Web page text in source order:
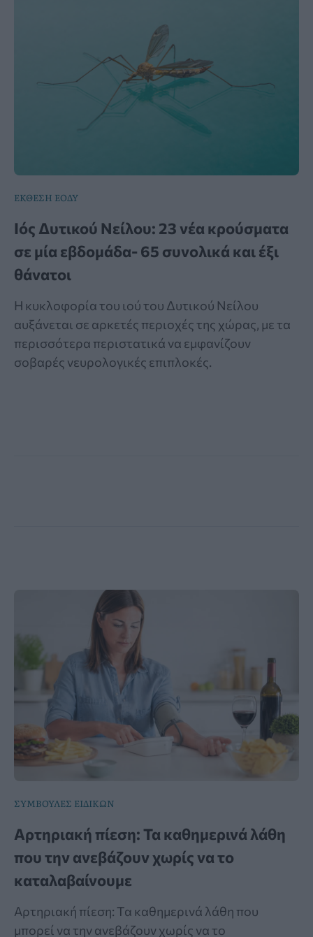
ΕΚΘΕΣΗ ΕΟΔΥ
Ιός Δυτικού Νείλου: 23 νέα κρούσματα
σε μία εβδομάδα- 65 συνολικά και έξι
θάνατοι
Η κυκλοφορία του ιού του Δυτικού Νείλου
αυξάνεται σε αρκετές περιοχές της χώρας, με τα
περισσότερα περιστατικά να εμφανίζουν
σοβαρές νευρολογικές επιπλοκές.
ΣΥΜΒΟΥΛΕΣ ΕΙΔΙΚΩΝ
Αρτηριακή πίεση: Τα καθημερινά λάθη
που την ανεβάζουν χωρίς να το
καταλαβαίνουμε
Αρτηριακή πίεση: Τα καθημερινά λάθη που
μπορεί να την ανεβάζουν χωρίς να το